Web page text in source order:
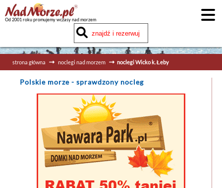
Od 2001 roku promujemy wczasy nad morzem
strona główna noclegi nad morzem noclegi Wicko k. Łeby
Polskie morze - sprawdzony nocleg